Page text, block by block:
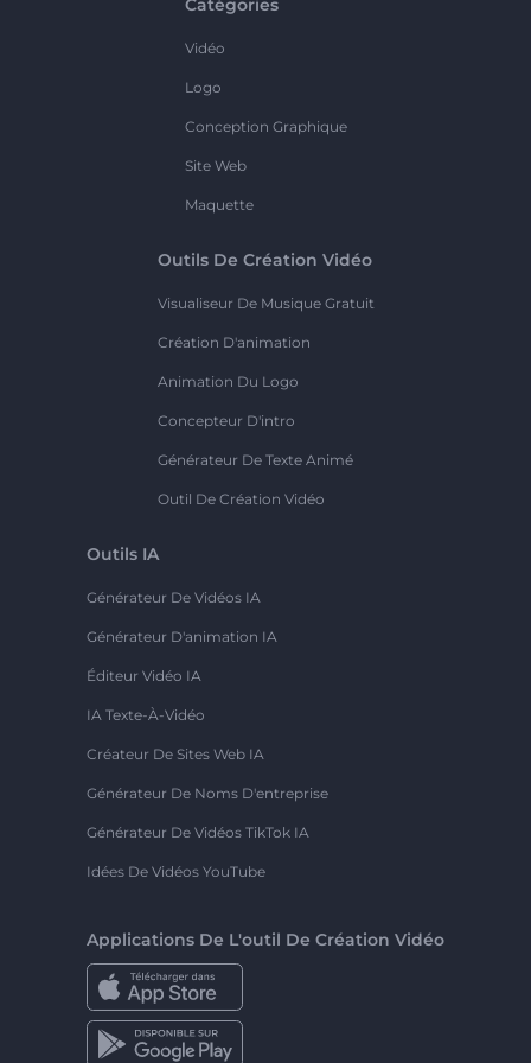
Catégories
Vidéo
Logo
Conception Graphique
Site Web
Maquette
Outils De Création Vidéo
Visualiseur De Musique Gratuit
Création D'animation
Animation Du Logo
Concepteur D'intro
Générateur De Texte Animé
Outil De Création Vidéo
Outils IA
Générateur De Vidéos IA
Générateur D'animation IA
Éditeur Vidéo IA
IA Texte-À-Vidéo
Créateur De Sites Web IA
Générateur De Noms D'entreprise
Générateur De Vidéos TikTok IA
Idées De Vidéos YouTube
Applications De L'outil De Création Vidéo